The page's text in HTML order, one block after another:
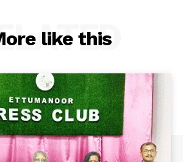
like this